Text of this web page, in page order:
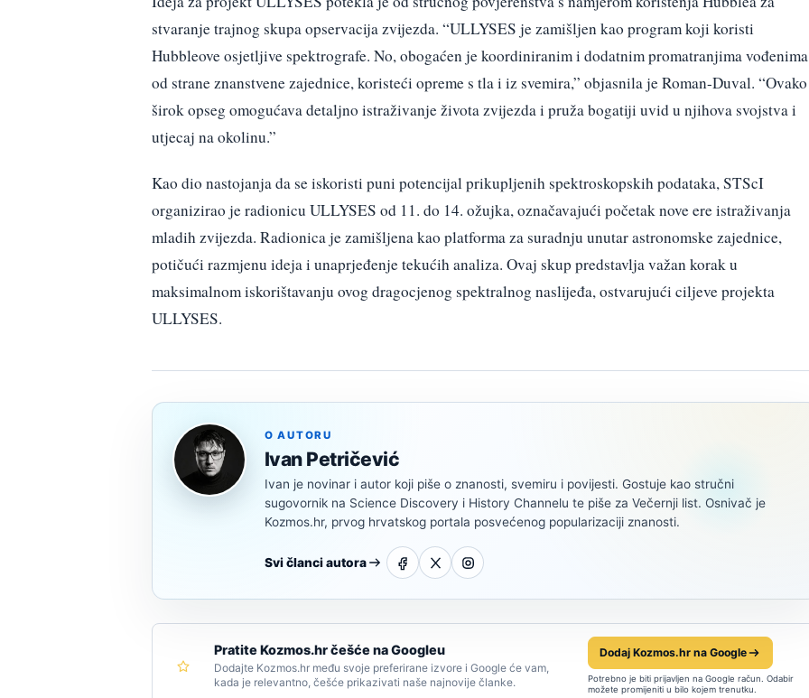
stvaranje trajnog skupa opservacija zvijezda. “ULLYSES je zamišljen kao program koji koristi
Hubbleove osjetljive spektrografe. No, obogaćen je koordiniranim i dodatnim promatranjima vođenima
od strane znanstvene zajednice, koristeći opreme s tla i iz svemira,” objasnila je Roman-Duval. “Ovako
širok opseg omogućava detaljno istraživanje života zvijezda i pruža bogatiji uvid u njihova svojstva i
utjecaj na okolinu.”
Kao dio nastojanja da se iskoristi puni potencijal prikupljenih spektroskopskih podataka, STScI
organizirao je radionicu ULLYSES od 11. do 14. ožujka, označavajući početak nove ere istraživanja
mladih zvijezda. Radionica je zamišljena kao platforma za suradnju unutar astronomske zajednice,
potičući razmjenu ideja i unaprjeđenje tekućih analiza. Ovaj skup predstavlja važan korak u
maksimalnom iskorištavanju ovog dragocjenog spektralnog naslijeđa, ostvarujući ciljeve projekta
ULLYSES.
O AUTORU
Ivan Petričević
Ivan je novinar i autor koji piše o znanosti, svemiru i povijesti. Gostuje kao stručni
sugovornik na Science Discovery i History Channelu te piše za Večernji list. Osnivač je
Kozmos.hr, prvog hrvatskog portala posvećenog popularizaciji znanosti.
Svi članci autora
Pratite Kozmos.hr češće na Googleu
Dodajte Kozmos.hr među svoje preferirane izvore i Google će vam,
kada je relevantno, češće prikazivati naše najnovije članke.
Dodaj Kozmos.hr na Google
Potrebno je biti prijavljen na Google račun. Odabir
možete promijeniti u bilo kojem trenutku.